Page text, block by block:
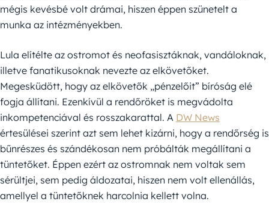
mégis kevésbé volt drámai, hiszen éppen szünetelt a
munka az intézményekben.
Lula elítélte az ostromot és neofasisztáknak, vandáloknak,
illetve fanatikusoknak nevezte az elkövetőket.
Megesküdött, hogy az elkövetők „pénzelőit” bíróság elé
fogja állítani. Ezenkívül a rendőröket is megvádolta
inkompetenciával és rosszakarattal. A DW News
értesülései szerint azt sem lehet kizárni, hogy a rendőrség is
bűnrészes és szándékosan nem próbálták megállítani a
tüntetőket. Éppen ezért az ostromnak nem voltak sem
sérültjei, sem pedig áldozatai, hiszen nem volt ellenállás,
amellyel a tüntetőknek harcolnia kellett volna.